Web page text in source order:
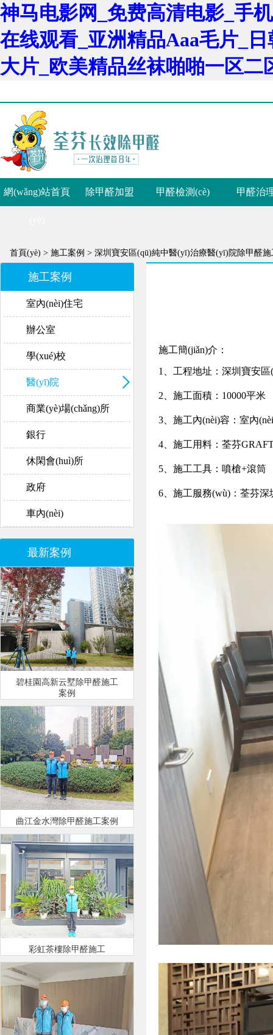
神马电影网_免费高清电影_手
在线观看_亚洲精品Aaa毛片_
大片_欧美精品丝袜啪啪一区二
網(wǎng)站首頁 除甲醛加盟 甲醛檢測(cè) 甲醛治
首頁(yè) > 施工案例 > 深圳寶安區(qū)純中醫(yī)治療醫(yī)院除甲醛施
施工案例
室內(nèi)住宅
辦公室
學(xué)校
醫(yī)院
商業(yè)場(chǎng)所
銀行
休閑會(huì)所
政府
車內(nèi)
最新案例
碧桂園高新云墅除甲醛施工
案例
曲江金水灣除甲醛施工案例
彩虹茶樓除甲醛施工
施工簡(jiǎn)介：
1、工程地址：深圳 寶安區
2、施工面積：10000平米
3、施工內(nèi)容：室內
4、施工用料：荃芬
5、施工工具：噴槍+滾筒
6、施工服務(wù)：荃芬